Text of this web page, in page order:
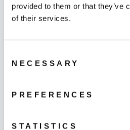
provided to them or that they’ve
of their services.
Selection
NECESSARY
PREFERENCES
STATISTICS